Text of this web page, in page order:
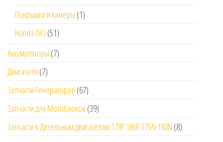
Покрышки и камеры (1)
Honda DIO (51)
Аккумуляторы (7)
Двигателя (7)
Запчасти Генераторов (67)
Запчасти для Мотоблоков (39)
Запчасти к Дизельным двигателям 178F 186F 175N 180N (8)